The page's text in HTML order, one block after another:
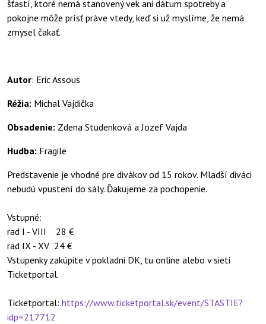
šťastí, ktoré nemá stanovený vek ani dátum spotreby a
pokojne môže prísť práve vtedy, keď si už myslíme, že nemá
zmysel čakať.
Autor: Eric Assous
Réžia: Michal Vajdička
Obsadenie: Zdena Studenková a Jozef Vajda
Hudba: Fragile
Predstavenie je vhodné pre divákov od 15 rokov. Mladší diváci
nebudú vpustení do sály. Ďakujeme za pochopenie.
Vstupné:
rad I - VIII 28 €
rad IX - XV 24 €
Vstupenky zakúpite v pokladni DK, tu online alebo v sieti
Ticketportal.
Ticketportal: https://www.ticketportal.sk/event/STASTIE?
idp=217712